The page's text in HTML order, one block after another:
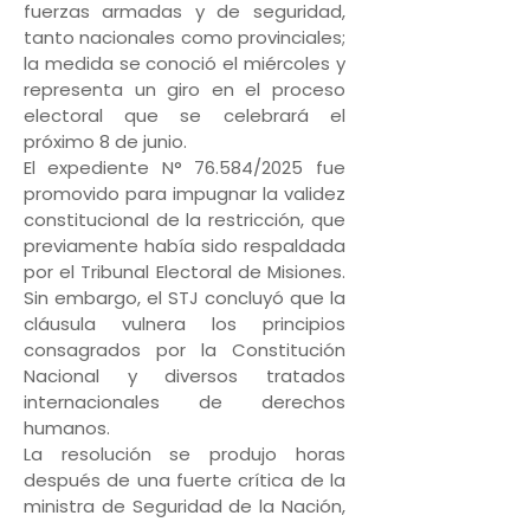
fuerzas armadas y de seguridad,
tanto nacionales como provinciales;
la medida se conoció el miércoles y
representa un giro en el proceso
electoral que se celebrará el
próximo 8 de junio.
El expediente N° 76.584/2025 fue
promovido para impugnar la validez
constitucional de la restricción, que
previamente había sido respaldada
por el Tribunal Electoral de Misiones.
Sin embargo, el STJ concluyó que la
cláusula vulnera los principios
consagrados por la Constitución
Nacional y diversos tratados
internacionales de derechos
humanos.
La resolución se produjo horas
después de una fuerte crítica de la
ministra de Seguridad de la Nación,